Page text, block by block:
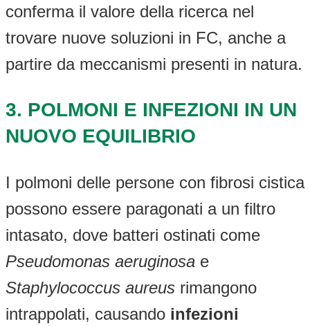
conferma il valore della ricerca nel
trovare nuove soluzioni in FC, anche a
partire da meccanismi presenti in natura.
3. POLMONI E INFEZIONI IN UN
NUOVO EQUILIBRIO
I polmoni delle persone con fibrosi cistica
possono essere paragonati a un filtro
intasato, dove batteri ostinati come
Pseudomonas aeruginosa e
Staphylococcus aureus rimangono
intrappolati, causando infezioni